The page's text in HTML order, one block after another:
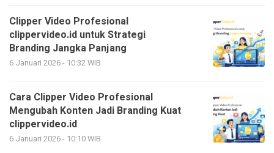
Clipper Video Profesional
clippervideo.id untuk Strategi
Branding Jangka Panjang
6 Januari 2026 - 10:32 WIB
Cara Clipper Video Profesional
Mengubah Konten Jadi Branding Kuat
clippervideo.id
6 Januari 2026 - 10:10 WIB